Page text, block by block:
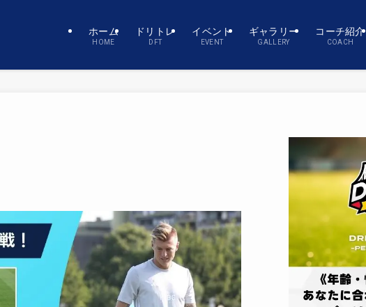
ホーム
HOME
ドリトレ
DFT
イベント
EVENT
ギャラリー
GALLERY
コーチ紹介
COACH